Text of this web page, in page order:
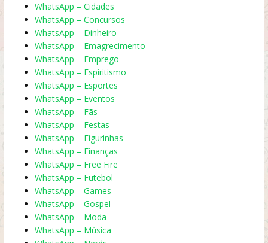
WhatsApp – Cidades
WhatsApp – Concursos
WhatsApp – Dinheiro
WhatsApp – Emagrecimento
WhatsApp – Emprego
WhatsApp – Espiritismo
WhatsApp – Esportes
WhatsApp – Eventos
WhatsApp – Fãs
WhatsApp – Festas
WhatsApp – Figurinhas
WhatsApp – Finanças
WhatsApp – Free Fire
WhatsApp – Futebol
WhatsApp – Games
WhatsApp – Gospel
WhatsApp – Moda
WhatsApp – Música